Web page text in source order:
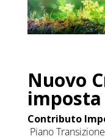
Nuovo
imposta
Contributo
Piano